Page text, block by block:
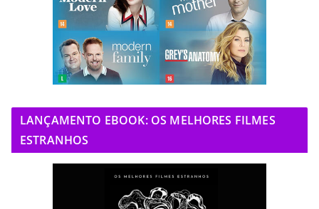
LANÇAMENTO EBOOK: OS MELHORES FILMES
ESTRANHOS